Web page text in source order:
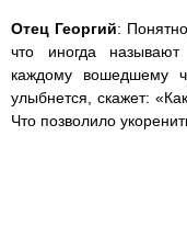
Отец Георгий:
что иногда
каждому вошедшему
улыбнется, скажет:
Что позволило